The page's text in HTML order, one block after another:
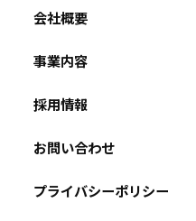
会社概要
事業内容
採用情報
お問い合わせ
プライバシーポリシー